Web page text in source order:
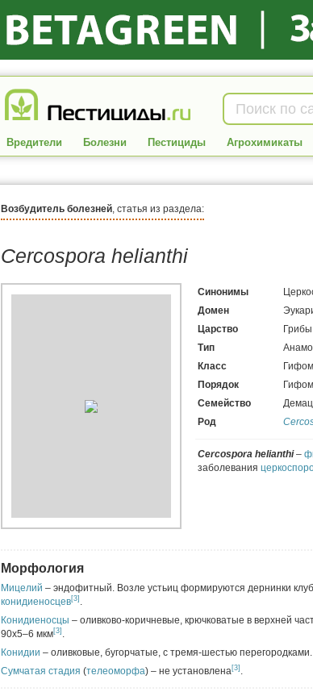
Вредители Болезни Пестициды Агрохимикаты
Возбудитель болезней, статья из раздела:
Cercospora helianthi
Синонимы
Домен
Царство
Тип
Класс
Порядок
Семейство
Род
Cercospora helianthi–
заболевания
Морфология
Мицелий – эндофитный. Возле устьиц формируются дернинки
конидиеносцев[3] .
Конидиеносцы – оливково-коричневые, крючковатые в верхней
90х5–6 мкм[3] .
Конидии – оливковые, бугорчатые, с тремя-шестью
Сумчатая стадия (телеоморфа) – не установлена[3] .